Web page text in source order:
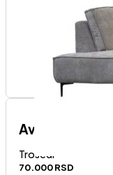
Avola trosed
Trosedi
70.000RSD